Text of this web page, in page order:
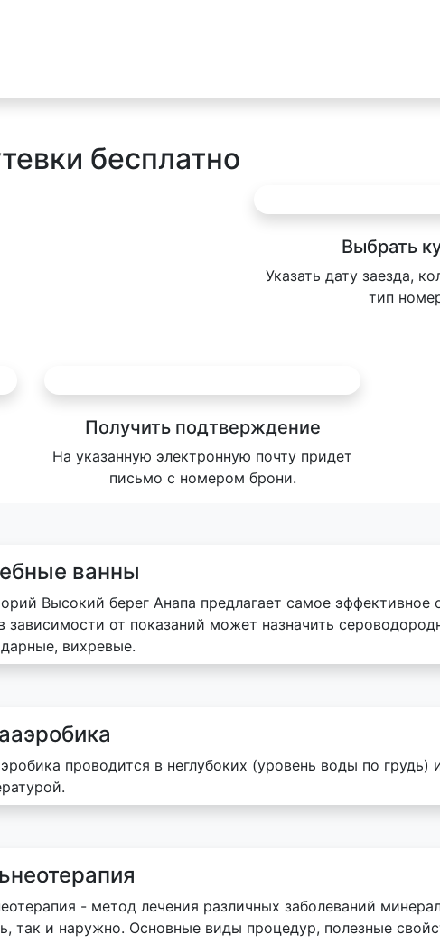
бесплатно
Выбрать
Указать дату заезда,
тип
Получить подтверждение
На указанную электронную почту придет
письмо с номером брони.
ванны
Высокий берег Анапа предлагает самое эффективное
зависимости от показаний может назначить
вихревые.
проводится в неглубоких (уровень воды по грудь)
- метод лечения различных заболеваний
так и наружно. Основные виды процедур, полезные